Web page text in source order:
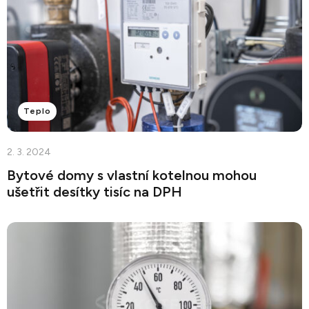
Teplo
2. 3. 2024
Bytové domy s vlastní kotelnou mohou
ušetřit desítky tisíc na DPH